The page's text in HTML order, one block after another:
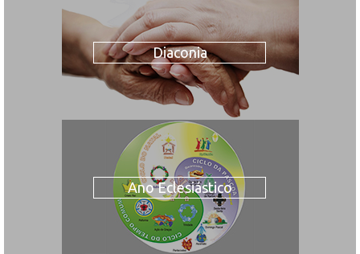
Diaconia
Ano Eclesiástico